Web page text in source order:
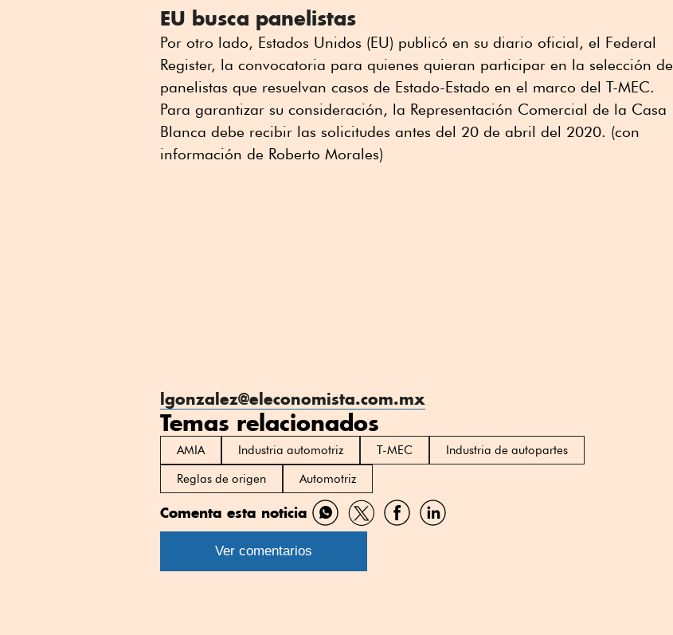
EU busca panelistas
Por otro lado, Estados Unidos (EU) publicó en su diario oficial, el Federal
Register, la convocatoria para quienes quieran participar en la selección de
panelistas que resuelvan casos de Estado-Estado en el marco del T-MEC.
Para garantizar su consideración, la Representación Comercial de la Casa
Blanca debe recibir las solicitudes antes del 20 de abril del 2020. (con
información de Roberto Morales)
lgonzalez@eleconomista.com.mx
Temas relacionados
AMIA Industria automotriz T-MEC
Industria de autopartes
Reglas de origen
Automotriz
Comenta esta noticia
Compartir
por
Compartir
por
CompartirCompartir
Ver comentarios